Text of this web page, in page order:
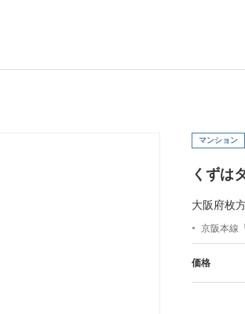
マンション
くずは
大阪府枚
京阪本線
価格